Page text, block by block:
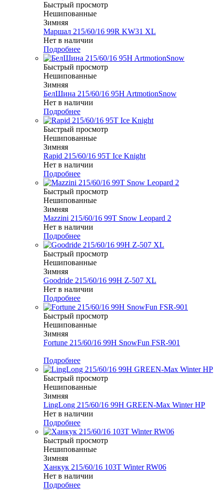
Быстрый просмотр
Нешипованные
Зимняя
Маршал 215/60/16 99R KW31 XL
Нет в наличии
Подробнее
Быстрый просмотр
Нешипованные
Зимняя
БелШина 215/60/16 95H ArtmotionSnow
Нет в наличии
Подробнее
Быстрый просмотр
Нешипованные
Зимняя
Rapid 215/60/16 95T Ice Knight
Нет в наличии
Подробнее
Быстрый просмотр
Нешипованные
Зимняя
Mazzini 215/60/16 99T Snow Leopard 2
Нет в наличии
Подробнее
Быстрый просмотр
Нешипованные
Зимняя
Goodride 215/60/16 99H Z-507 XL
Нет в наличии
Подробнее
Быстрый просмотр
Нешипованные
Зимняя
Fortune 215/60/16 99H SnowFun FSR-901
Подробнее
Быстрый просмотр
Нешипованные
Зимняя
LingLong 215/60/16 99H GREEN-Max Winter HP
Нет в наличии
Подробнее
Быстрый просмотр
Нешипованные
Зимняя
Ханкук 215/60/16 103T Winter RW06
Нет в наличии
Подробнее